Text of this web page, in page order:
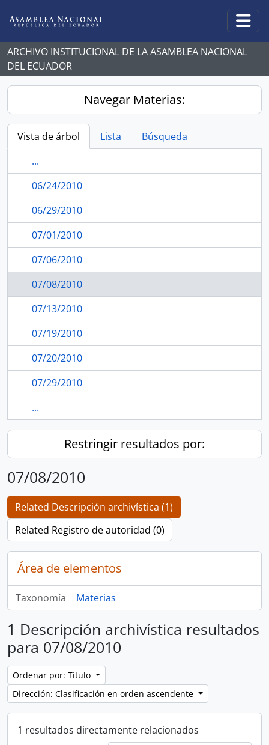
ARCHIVO INSTITUCIONAL DE LA ASAMBLEA NACIONAL
DEL ECUADOR
Navegar Materias:
Vista de árbol Lista
Búsqueda
...
06/24/2010
06/29/2010
07/01/2010
07/06/2010
07/08/2010
07/13/2010
07/19/2010
07/20/2010
07/29/2010
...
Restringir resultados por:
07/08/2010
Related Descripción archivística (1)
Related Registro de autoridad (0)
Área de elementos
Taxonomía Materias
1 Descripción archivística resultados
para 07/08/2010
Ordenar por: Título
Dirección: Clasificación en orden ascendente
1 resultados directamente relacionados